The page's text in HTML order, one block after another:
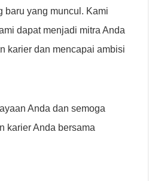
baru yang muncul. Kami
dapat menjadi mitra Anda
karier dan mencapai ambisi
Anda dan semoga
karier Anda bersama